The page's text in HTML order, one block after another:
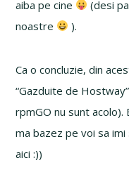
aiba pe cine
(desi
noastre
).
Ca o concluzie, din
“Gazduite de
rpmGO nu sunt
ma bazez pe voi sa
aici :))